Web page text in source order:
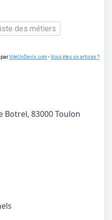
des métiers
parViteUnDevis.com -Vous êtes un artisan ?
Botrel, 83000 Toulon